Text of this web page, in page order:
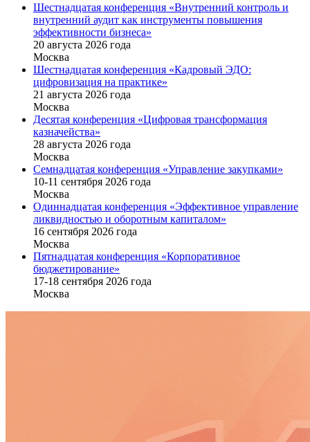
Шестнадцатая конференция «Внутренний контроль и
внутренний аудит как инструменты повышения
эффективности бизнеса»
20 августа 2026 года
Москва
Шестнадцатая конференция «Кадровый ЭДО:
цифровизация на практике»
21 августа 2026 года
Москва
Десятая конференция «Цифровая трансформация
казначейства»
28 августа 2026 года
Москва
Семнадцатая конференция «Управление закупками»
10-11 сентября 2026 года
Москва
Одиннадцатая конференция «Эффективное управление
ликвидностью и оборотным капиталом»
16 cентября 2026 года
Москва
Пятнадцатая конференция «Корпоративное
бюджетирование»
17-18 сентября 2026 года
Москва